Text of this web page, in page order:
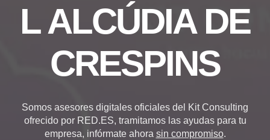
L ALCÚDIA DE
CRESPINS
Somos asesores digitales oficiales del Kit Consulting
ofrecido por RED.ES, tramitamos las ayudas para tu
empresa, infórmate ahora sin compromiso.